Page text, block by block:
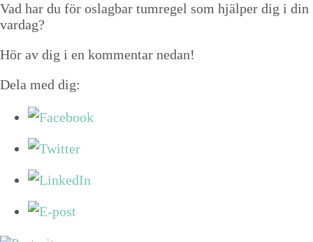
Vad har du för oslagbar tumregel som hjälper dig i din
vardag?
Hör av dig i en kommentar nedan!
Dela med dig: